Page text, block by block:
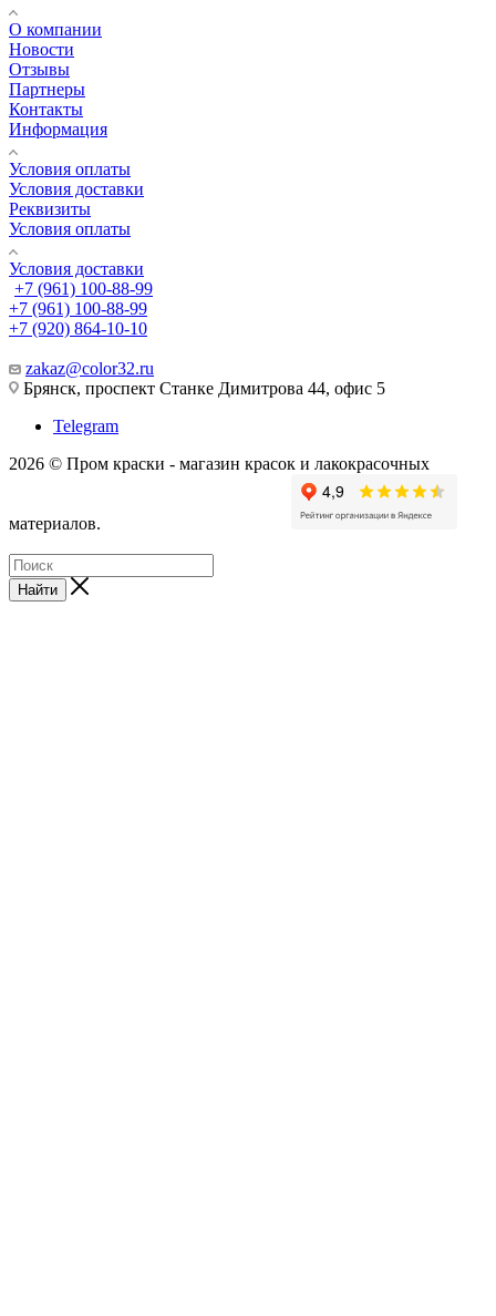
О компании
Новости
Отзывы
Партнеры
Контакты
Информация
Условия оплаты
Условия доставки
Реквизиты
Условия оплаты
Условия доставки
+7 (961) 100-88-99
+7 (961) 100-88-99
+7 (920) 864-10-10
zakaz@color32.ru
Брянск, проспект Станке Димитрова 44, офис 5
Telegram
2026 © Пром краски - магазин красок и лакокрасочных
материалов.
Найти